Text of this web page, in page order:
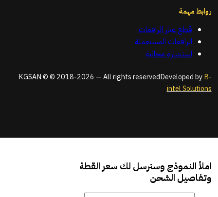
روابط مهمة
قطع غيار الرافعات
الرافعات المستعملة
استشارة مجانية
KGSAN © © 2018-2026 — All rights reservedDeveloped byB-
intel Solutions
املأ النموذج وسنرسل لك سعر القطة
وتفاصيل الشحن